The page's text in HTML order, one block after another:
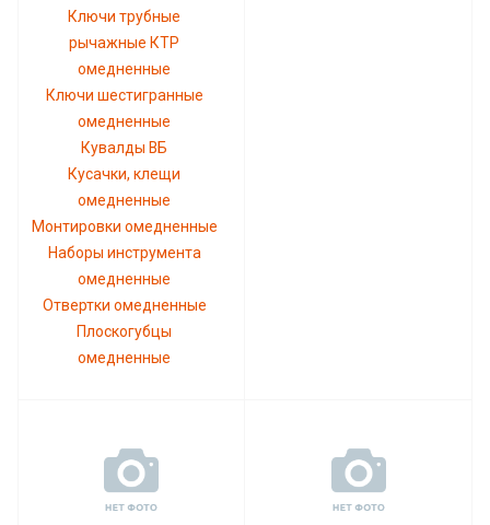
Ключи трубные
рычажные КТР
омедненные
Ключи шестигранные
омедненные
Кувалды ВБ
Кусачки, клещи
омедненные
Монтировки омедненные
Наборы инструмента
омедненные
Отвертки омедненные
Плоскогубцы
омедненные